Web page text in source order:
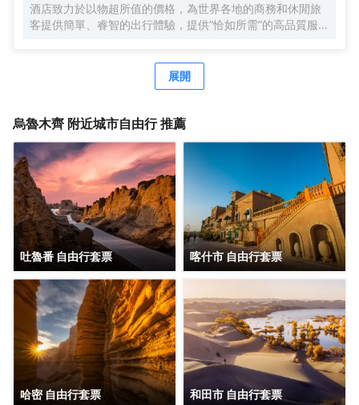
酒店致力於以物超所值的價格，為世界各地的商務和休閒旅
客提供簡單、睿智的出行體驗，提供“恰如所需”的高品質服
活力，誠邀您在到訪烏魯木齊時獲享舒適與便利。
展開
烏魯木齊 附近城市自由行 推薦
吐魯番 自由行套票 喀什市 自由行套票
哈密 自由行套票 和田市 自由行套票